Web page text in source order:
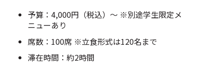
予算：4,000円（税込）～ ※別途学生限定メ
ニューあり
席数：100席 ※立食形式は120名まで
滞在時間：約2時間